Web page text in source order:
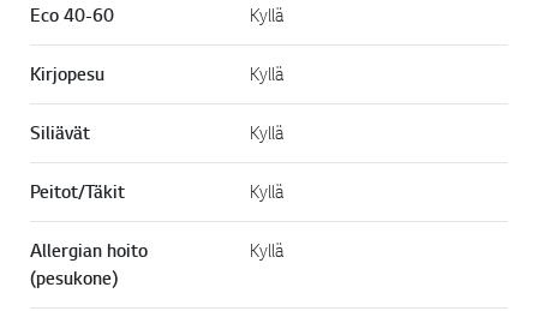
Eco 40-60 Kyllä
Kirjopesu Kyllä
Siliävät Kyllä
Peitot/Täkit Kyllä
Allergian hoito
(pesukone)
Kyllä